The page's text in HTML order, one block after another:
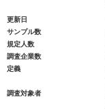
更新日
サンプル数
規定人数
調査企業数
定義
調査対象者